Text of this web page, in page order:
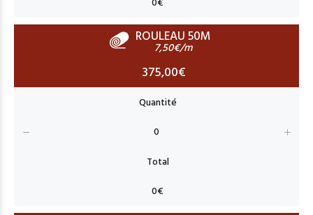
ROULEAU 50M
7,50€/m
375,00€